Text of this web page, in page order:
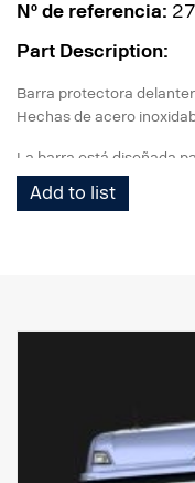
Nº de referencia:
Part Description:
Barra protectora
Hechas de acero
La barra está diseñada
acceso/uso de la barra
extremo inferior se
paragolpes alto o
recomienda usar
también es compatible
Add to list